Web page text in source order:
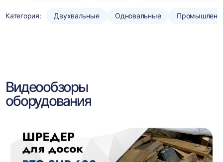
Категория: Двухвальные Одновальные
Видеообзоры
оборудования